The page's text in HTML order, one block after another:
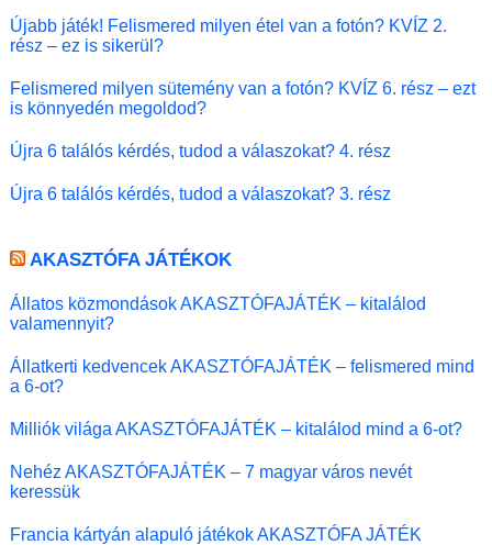
Újabb játék! Felismered milyen étel van a fotón? KVÍZ 2.
rész – ez is sikerül?
Felismered milyen sütemény van a fotón? KVÍZ 6. rész – ezt
is könnyedén megoldod?
Újra 6 találós kérdés, tudod a válaszokat? 4. rész
Újra 6 találós kérdés, tudod a válaszokat? 3. rész
AKASZTÓFA JÁTÉKOK
Állatos közmondások AKASZTÓFAJÁTÉK – kitalálod
valamennyit?
Állatkerti kedvencek AKASZTÓFAJÁTÉK – felismered mind
a 6-ot?
Milliók világa AKASZTÓFAJÁTÉK – kitalálod mind a 6-ot?
Nehéz AKASZTÓFAJÁTÉK – 7 magyar város nevét
keressük
Francia kártyán alapuló játékok AKASZTÓFA JÁTÉK